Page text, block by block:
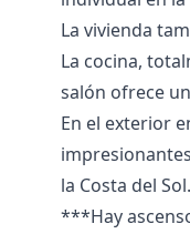
La vivienda
La cocina,
salón ofrece
En el exterior
la Costa ‌del ‌Sol.
***Hay